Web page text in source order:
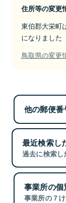
住所等の変更
東伯郡大栄町
になりました
鳥取県の変更
他の郵便
最近検索し
過去に検索し
事業所の個
事業所の７